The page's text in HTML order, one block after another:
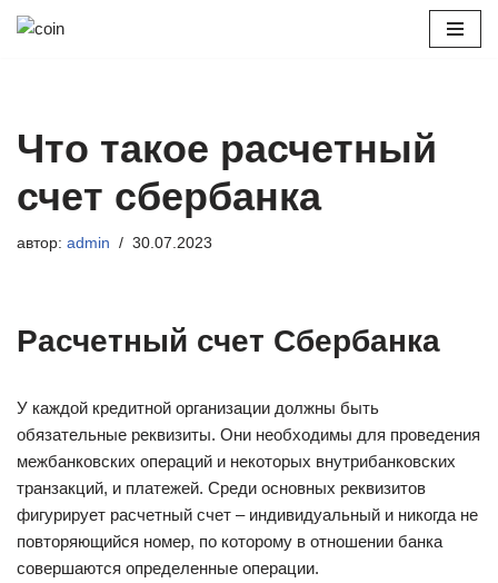
Что такое расчетный
счет сбербанка
автор: admin 30.07.2023
Расчетный счет Сбербанка
У каждой кредитной организации должны быть
обязательные реквизиты. Они необходимы для проведения
межбанковских операций и некоторых внутрибанковских
транзакций, и платежей. Среди основных реквизитов
фигурирует расчетный счет – индивидуальный и никогда не
повторяющийся номер, по которому в отношении банка
совершаются определенные операции.